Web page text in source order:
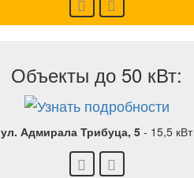
Объекты до 50 кВт:
ул. Адмирала Трибуца, 5 - 15,5 кВт